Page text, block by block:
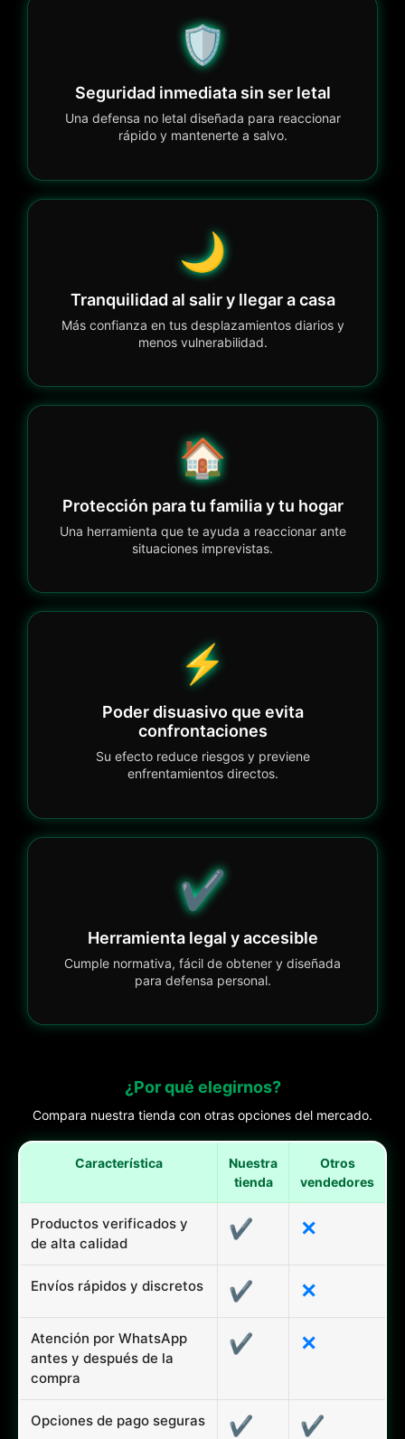
🛡️
Seguridad inmediata sin ser letal
Una defensa no letal diseñada para reaccionar
rápido y mantenerte a salvo.
🌙
Tranquilidad al salir y llegar a casa
Más confianza en tus desplazamientos diarios y
menos vulnerabilidad.
🏠
Protección para tu familia y tu hogar
Una herramienta que te ayuda a reaccionar ante
situaciones imprevistas.
⚡
Poder disuasivo que evita
confrontaciones
Su efecto reduce riesgos y previene
enfrentamientos directos.
✔️
Herramienta legal y accesible
Cumple normativa, fácil de obtener y diseñada
para defensa personal.
¿Por qué elegirnos?
Compara nuestra tienda con otras opciones del mercado.
Característica
Nuestra
tienda
Otros
vendedores
Productos verificados y
de alta calidad
✔ ✕
Envíos rápidos y discretos ✔ ✕
Atención por WhatsApp
antes y después de la
compra
✔ ✕
Opciones de pago seguras ✔ ✔